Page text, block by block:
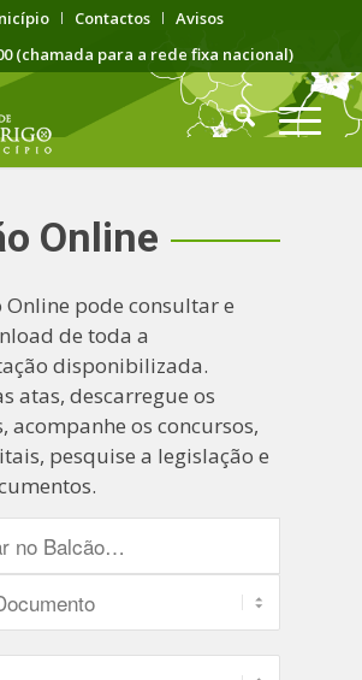
Contactos
Avisos
(chamada para a rede fixa nacional)
Online
Online pode consultar e
de toda a
disponibilizada.
atas, descarregue os
acompanhe os concursos,
pesquise a legislação e